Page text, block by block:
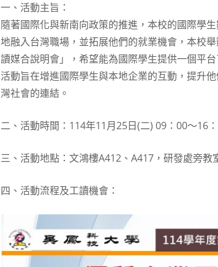
一、活動主旨：
隨著國際化與新南向政策的推進，本校的國際學
地融入台灣職場，並拓展他們的就業機會，本校
讀媒合說明會」，希望能為國際學生提供一個平
活動旨在增進國際學生與本地企業的互動，提升
灣社會的連結。
二、活動時間：114年11月25日(二) 09：00～16
三、活動地點：文鴻樓A412、A417，研發處旁教
四、活動流程及工讀機會：